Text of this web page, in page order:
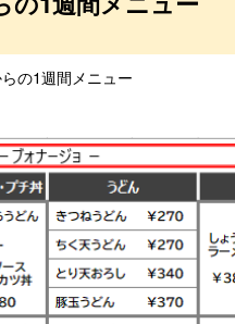
の1週間メニュー